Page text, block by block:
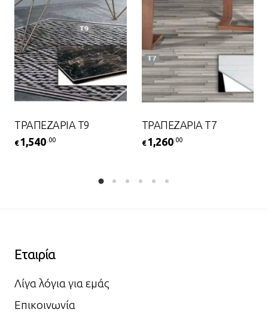
ΤΡΑΠΕΖΑΡΙΑ Τ9
€ 1,540 .00
ΤΡΑΠΕΖΑΡΙΑ Τ7
€ 1,260 .00
Εταιρία
Λίγα λόγια για εμάς
Επικοινωνία